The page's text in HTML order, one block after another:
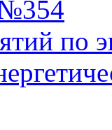
по